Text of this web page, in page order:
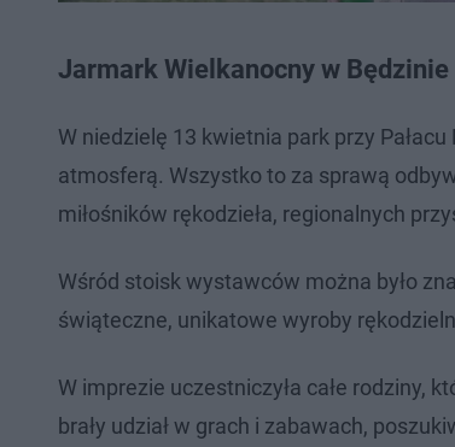
Jarmark Wielkanocny w Będzinie
W niedzielę 13 kwietnia park przy
atmosferą. Wszystko to za sprawą
miłośników rękodzieła, regionalnych
Wśród stoisk wystawców można było
świąteczne, unikatowe wyroby
W imprezie uczestniczyła całe rodziny,
brały udział w grach i zabawach,